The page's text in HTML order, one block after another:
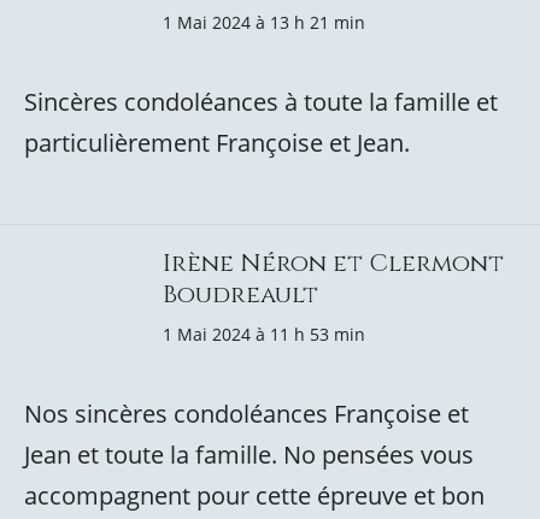
1 Mai 2024 à 13 h 21 min
Sincères condoléances à toute la famille et
particulièrement Françoise et Jean.
Irène Néron et Clermont
Boudreault
1 Mai 2024 à 11 h 53 min
Nos sincères condoléances Françoise et
Jean et toute la famille. No pensées vous
accompagnent pour cette épreuve et bon